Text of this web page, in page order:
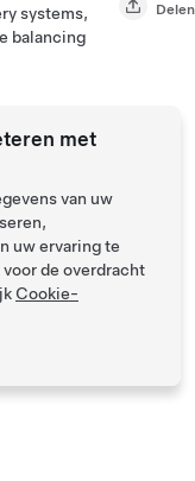
systems,
balancing
Delen
met
van uw
uw ervaring te
de overdracht
Cookie-